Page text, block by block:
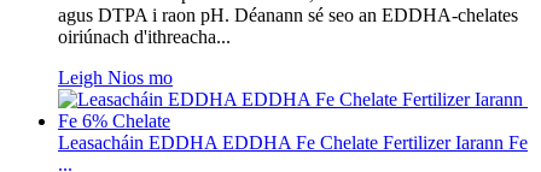
agus DTPA i raon pH. Déanann sé seo an EDDHA-chelates
oiriúnach d'ithreacha...
Leigh Nios mo
Leasacháin EDDHA EDDHA Fe Chelate Fertilizer Iarann ​​Fe
...